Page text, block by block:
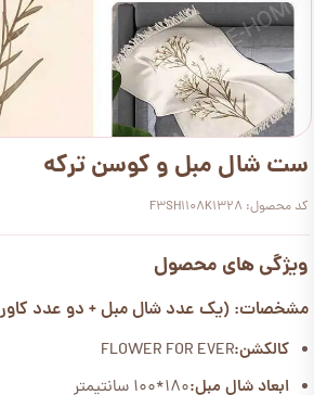
ست شال مبل و کوسن ترکه
کد محصول: F3SH1108K1328
ویژگی های محصول
مشخصات: (یک عدد شال مبل + دو عدد
کالکشن:FLOWER FOR EVER
ابعاد شال مبل:۱۸۰*۱۰۰ سانتیمتر